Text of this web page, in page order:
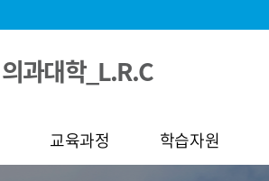
의과대학_L.R.C
교육과정 학습자원